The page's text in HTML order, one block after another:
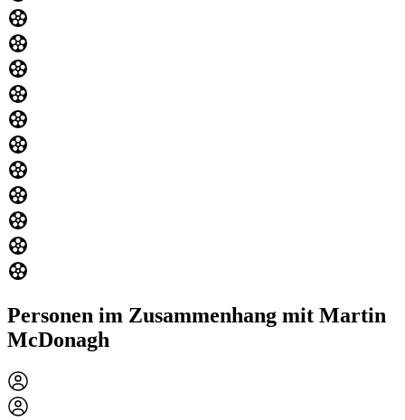
Personen im Zusammenhang mit Martin
McDonagh